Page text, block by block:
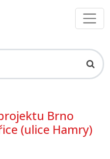
Brno
(ulice Hamry)